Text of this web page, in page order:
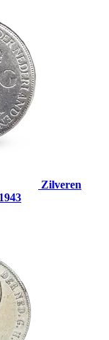
Zilveren